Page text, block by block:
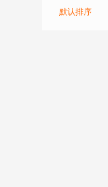
默认排序